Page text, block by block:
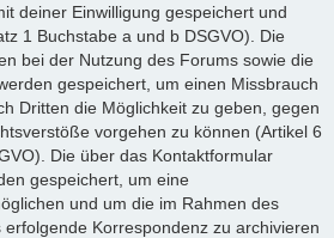
deiner Einwilligung gespeichert und
1 Buchstabe a und b DSGVO). Die
bei der Nutzung des Forums sowie die
gespeichert, um einen Missbrauch
Dritten die Möglichkeit zu geben, gegen
vorgehen zu können (Artikel 6
Die über das Kontaktformular
gespeichert, um eine
und um die im Rahmen des
Korrespondenz zu archivieren